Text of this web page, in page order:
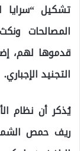
تشكيل
المصالحات
قدموها لهم،
التجنيد الإجباري.
يُذكر أن نظام
ريف حمص